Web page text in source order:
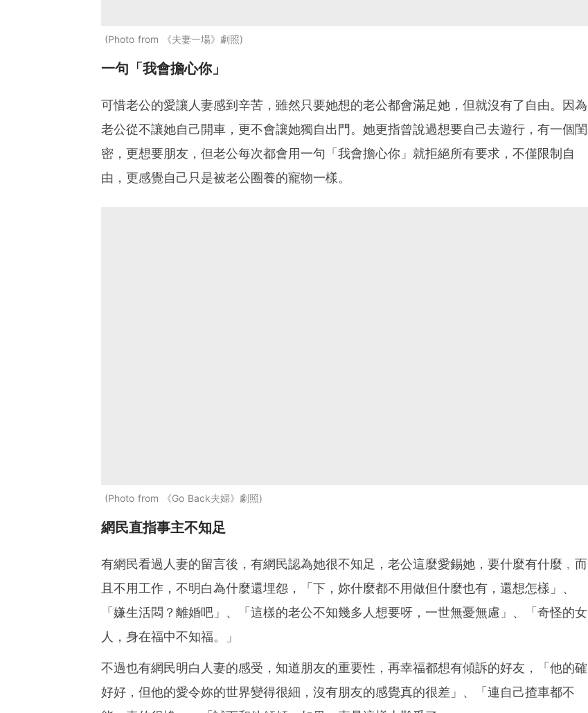
Photo from 《夫妻一場》劇照
一句「我會擔心你」
可惜老公的愛讓人妻感到辛苦，雖然只要她想的老公都會滿足她，但就沒有了自由。因為
老公從不讓她自己開車，更不會讓她獨自出門。她更指曾說過想要自己去遊行，有一個閨
密，更想要朋友，但老公每次都會用一句「我會擔心你」就拒絕所有要求，不僅限制自
由，更感覺自己只是被老公圈養的寵物一樣。
Photo from 《Go Back夫婦》劇照
網民直指事主不知足
有網民看過人妻的留言後，有網民認為她很不知足，老公這麼愛錫她，要什麼有什麼﹐而
且不用工作，不明白為什麼還埋怨，「下，妳什麼都不用做但什麼也有，還想怎樣」、
「嫌生活悶？離婚吧」、「這樣的老公不知幾多人想要呀，一世無憂無慮」、「奇怪的女
人，身在福中不知福。」
不過也有網民明白人妻的感受，知道朋友的重要性，再幸福都想有傾訴的好友，「他的確
好好，但他的愛令妳的世界變得很細，沒有朋友的感覺真的很差」、「連自己揸車都不